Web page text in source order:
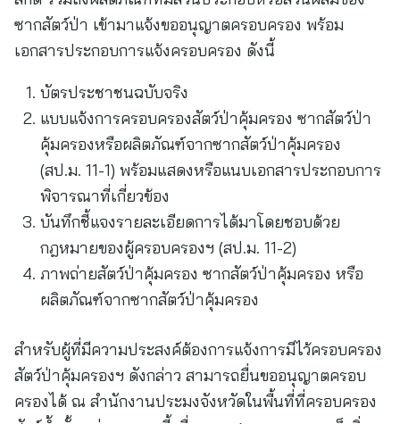
ซากสัตว์ป่า เข้ามาแจ้งขออนุญาตครอบครอง พร้อม
เอกสารประกอบการแจ้งครอบครอง ดังนี้
บัตรประชาชนฉบับจริง
แบบแจ้งการครอบครองสัตว์ป่าคุ้มครอง ซากสัตว์ป่า
คุ้มครองหรือผลิตภัณฑ์จากซากสัตว์ป่าคุ้มครอง
(สป.ม. 11-1) พร้อมแสดงหรือแนบเอกสารประกอบการ
พิจารณาที่เกี่ยวข้อง
บันทึกชี้แจงรายละเอียดการได้มาโดยชอบด้วย
กฎหมายของผู้ครอบครองฯ (สป.ม. 11-2)
ภาพถ่ายสัตว์ป่าคุ้มครอง ซากสัตว์ป่าคุ้มครอง หรือ
ผลิตภัณฑ์จากซากสัตว์ป่าคุ้มครอง
สำหรับผู้ที่มีความประสงค์ต้องการแจ้งการมีไว้ครอบครอง
สัตว์ป่าคุ้มครองฯ ดังกล่าว สามารถยื่นขออนุญาตครอบ
ครองได้ ณ สำนักงานประมงจังหวัดในพื้นที่ที่ครอบครอง